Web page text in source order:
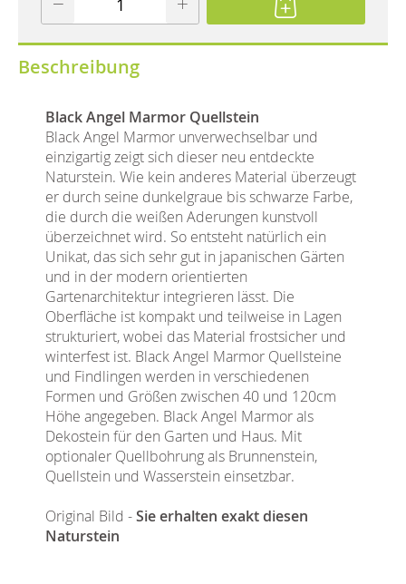
Beschreibung
Black Angel Marmor Quellstein
Black Angel Marmor unverwechselbar und
einzigartig zeigt sich dieser neu entdeckte
Naturstein. Wie kein anderes Material überzeugt
er durch seine dunkelgraue bis schwarze Farbe,
die durch die weißen Aderungen kunstvoll
überzeichnet wird. So entsteht natürlich ein
Unikat, das sich sehr gut in japanischen Gärten
und in der modern orientierten
Gartenarchitektur integrieren lässt. Die
Oberfläche ist kompakt und teilweise in Lagen
strukturiert, wobei das Material frostsicher und
winterfest ist. Black Angel Marmor Quellsteine
und Findlingen werden in verschiedenen
Formen und Größen zwischen 40 und 120cm
Höhe angegeben. Black Angel Marmor als
Dekostein für den Garten und Haus. Mit
optionaler Quellbohrung als Brunnenstein,
Quellstein und Wasserstein einsetzbar.
Original Bild -Sie erhalten exakt diesen
Naturstein